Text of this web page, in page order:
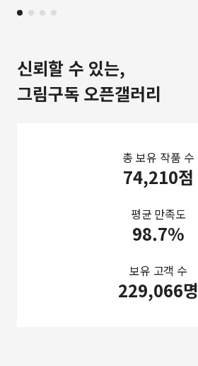
신뢰할 수 있는,
그림구독 오픈갤러리
총 보유 작품 수
74,210점
평균 만족도
98.7%
보유 고객 수
229,066명